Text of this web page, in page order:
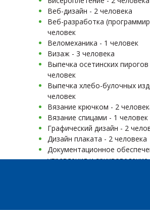
Веб-дизайн - 2 человека
Веб-разработка
человек
Веломеханика - 1 человек
Визаж - 3 человека
Выпечка осетинских пирогов
человек
Выпечка хлебо-булочных
человек
Вязание крючком - 2
Вязание спицами - 1 человек
Графический дизайн - 2
Дизайн плаката - 2 человека
Документационное
управления и архивоведение